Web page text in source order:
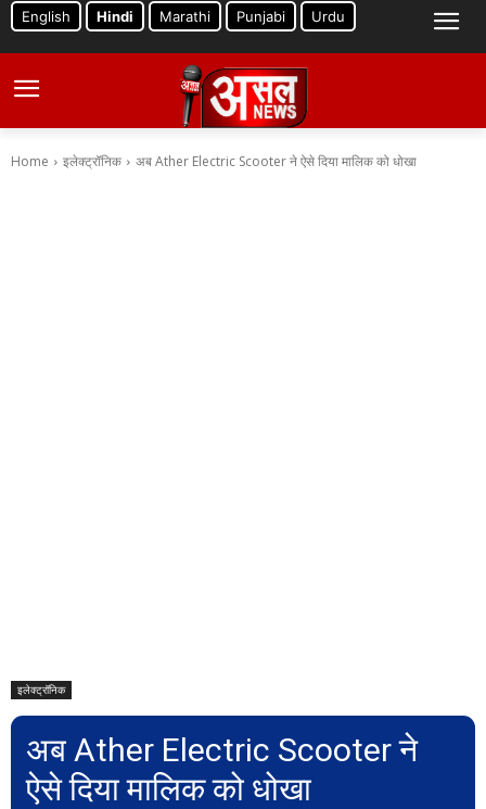
English Hindi Marathi Punjabi Urdu
Home इलेक्ट्रॉनिक अब Ather Electric Scooter ने ऐसे दिया मालिक को धोखा
इलेक्ट्रॉनिक
अब Ather Electric Scooter ने
ऐसे दिया मालिक को धोखा